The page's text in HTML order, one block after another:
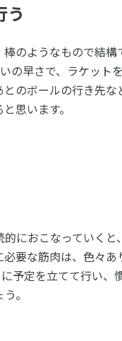
う
のようなもので結構
の早さで、ラケット
のボールの行き先な
思います。
におこなっていくと
要な筋肉は、色々
予定を立てて行い、
。